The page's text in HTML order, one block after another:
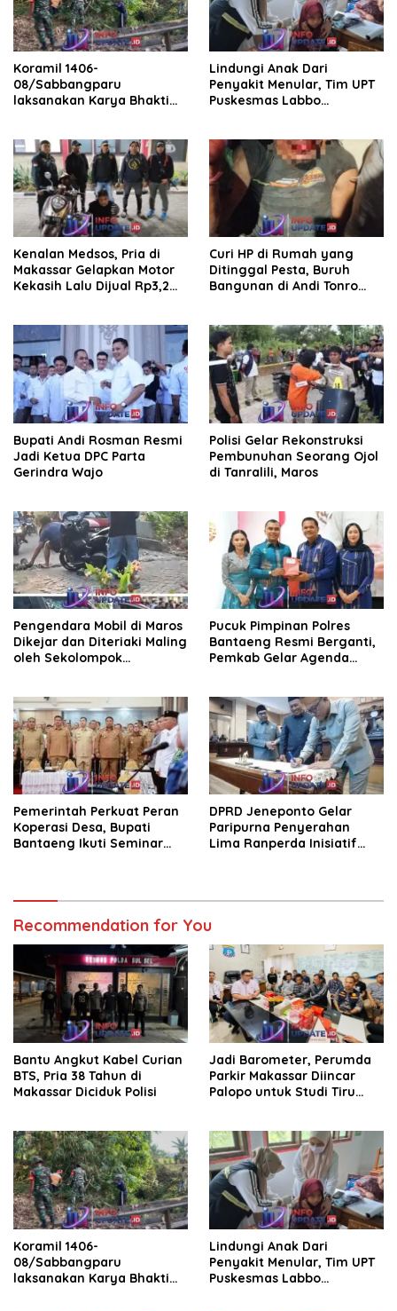
Koramil 1406-
08/Sabbangparu
laksanakan Karya Bhakti
Lindungi Anak Dari
Penyakit Menular, Tim UPT
Puskesmas Labbo
Kenalan Medsos, Pria di
Makassar Gelapkan Motor
Kekasih Lalu Dijual Rp3,2
Curi HP di Rumah yang
Ditinggal Pesta, Buruh
Bangunan di Andi Tonro
Bupati Andi Rosman Resmi
Jadi Ketua DPC Parta
Gerindra Wajo
Polisi Gelar Rekonstruksi
Pembunuhan Seorang Ojol
di Tanralili, Maros
Pengendara Mobil di Maros
Dikejar dan Diteriaki Maling
oleh Sekolompok
Pucuk Pimpinan Polres
Bantaeng Resmi Berganti,
Pemkab Gelar Agenda
Pemerintah Perkuat Peran
Koperasi Desa, Bupati
Bantaeng Ikuti Seminar
DPRD Jeneponto Gelar
Paripurna Penyerahan
Lima Ranperda Inisiatif
Recommendation for You
Bantu Angkut Kabel Curian
BTS, Pria 38 Tahun di
Makassar Diciduk Polisi
Jadi Barometer, Perumda
Parkir Makassar Diincar
Palopo untuk Studi Tiru
Koramil 1406-
08/Sabbangparu
laksanakan Karya Bhakti
Lindungi Anak Dari
Penyakit Menular, Tim UPT
Puskesmas Labbo